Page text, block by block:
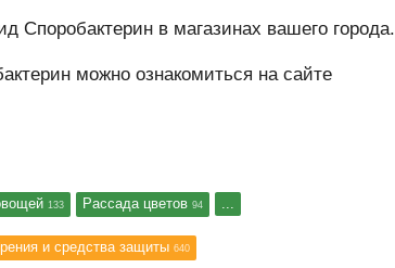
Споробактерин в магазинах вашего города.
можно ознакомиться на сайте
133 Рассада цветов 94 ...
и средства защиты 640